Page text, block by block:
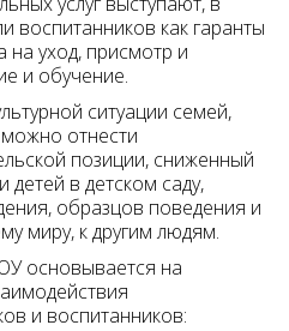
воспитанников как гаранты
на уход, присмотр и
и обучение.
ситуации семей,
отнести
позиции, сниженный
детей в детском саду,
образцов поведения и
миру, к другим людям.
основывается на
и воспитанников: